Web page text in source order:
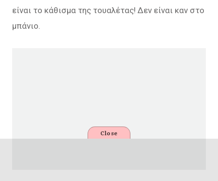
είναι το κάθισμα της τουαλέτας! Δεν είναι καν στο
μπάνιο.
Close